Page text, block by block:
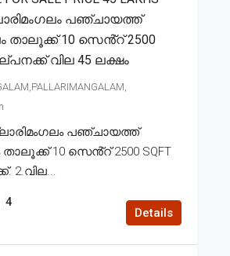
പഞ്ചായത്ത്
താലൂക്ക് 10 സെൻ്റ് 2500
വില 45 ലക്ഷം
പഞ്ചായത്ത്
10 സെൻ്റ് 2500 SQFT
2.വില...
4
Details